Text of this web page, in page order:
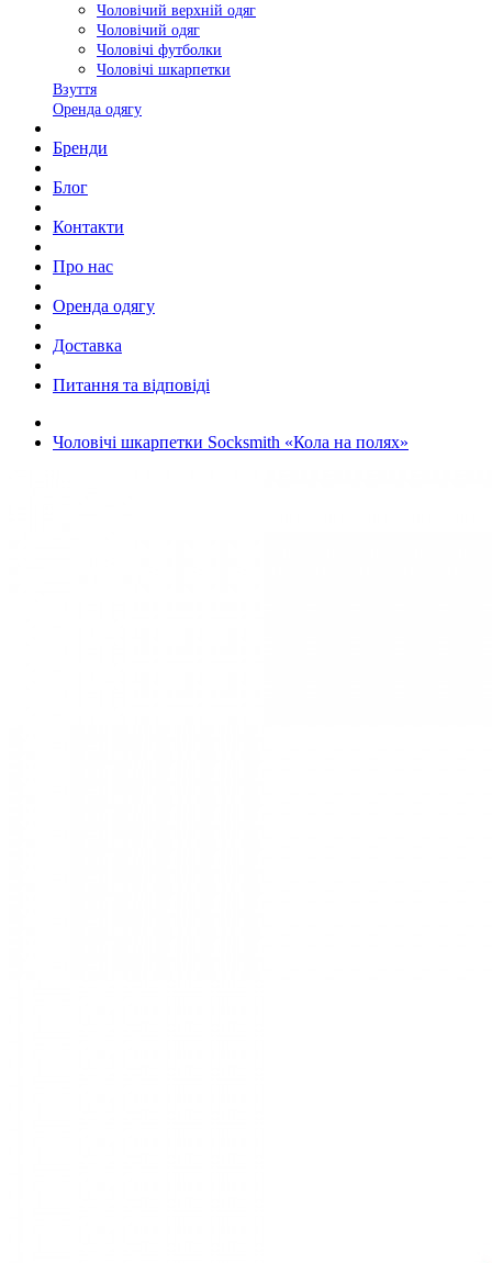
Чоловічий верхній одяг
Чоловічий одяг
Чоловічі футболки
Чоловічі шкарпетки
Взуття
Оренда одягу
Бренди
Блог
Контакти
Про нас
Оренда одягу
Доставка
Питання та відповіді
Чоловічі шкарпетки Socksmith «Кола на полях»